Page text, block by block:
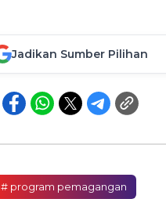
Jadikan Sumber Pilihan
# program pemagangan